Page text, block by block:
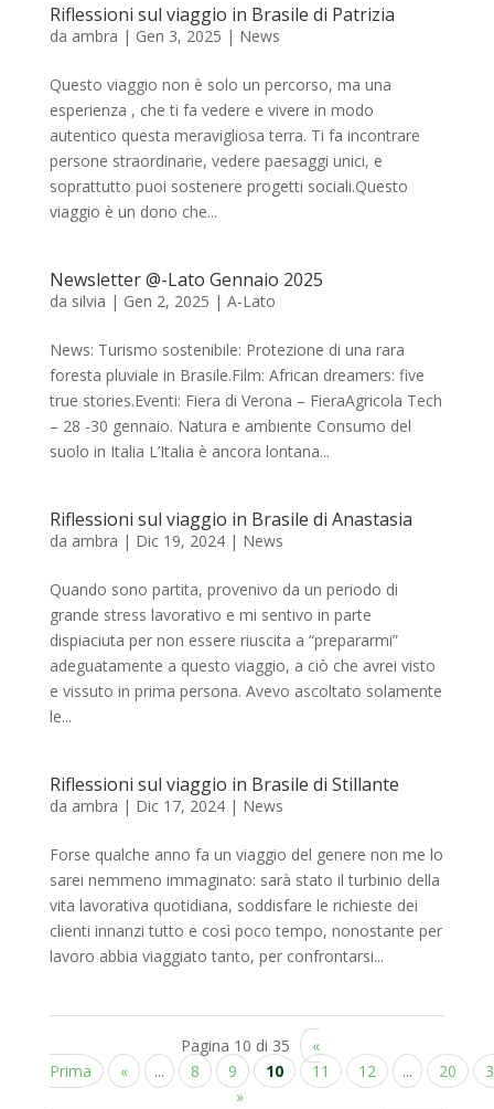
Riflessioni sul viaggio in Brasile di Patrizia
da ambra | Gen 3, 2025 | News
Questo viaggio non è solo un percorso, ma una
esperienza , che ti fa vedere e vivere in modo
autentico questa meravigliosa terra. Ti fa incontrare
persone straordinarie, vedere paesaggi unici, e
soprattutto puoi sostenere progetti sociali.Questo
viaggio è un dono che...
Newsletter @-Lato Gennaio 2025
da silvia | Gen 2, 2025 | A-Lato
News: Turismo sostenibile: Protezione di una rara
foresta pluviale in Brasile.Film: African dreamers: five
true stories.Eventi: Fiera di Verona – FieraAgricola Tech
– 28 -30 gennaio. Natura e ambiente Consumo del
suolo in Italia L’Italia è ancora lontana...
Riflessioni sul viaggio in Brasile di Anastasia
da ambra | Dic 19, 2024| News
Quando sono partita, provenivo da un periodo di
grande stress lavorativo e mi sentivo in parte
dispiaciuta per non essere riuscita a “prepararmi”
adeguatamente a questo viaggio, a ciò che avrei visto
e vissuto in prima persona. Avevo ascoltato solamente
le...
Riflessioni sul viaggio in Brasile di Stillante
da ambra | Dic 17, 2024| News
Forse qualche anno fa un viaggio del genere non me lo
sarei nemmeno immaginato: sarà stato il turbinio della
vita lavorativa quotidiana, soddisfare le richieste dei
clienti innanzi tutto e così poco tempo, nonostante per
lavoro abbia viaggiato tanto, per confrontarsi...
Pagina 10 di 35
«
Prima
« ... 8 9 10 11 12 ... 20
»